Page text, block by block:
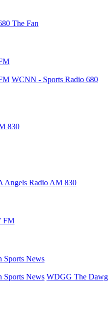
The Fan
WCNN - Sports Radio 680
830
Angels Radio AM 830
FM
Sports News
Sports News WDGG The Dawg